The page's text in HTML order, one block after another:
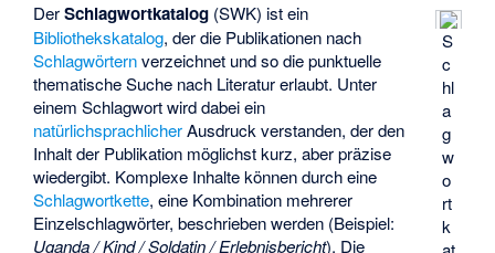
S
c
hl
a
g
w
o
rt
k
DerSchlagwortkatalog (SWK) ist ein
Bibliothekskatalog, der die Publikationen nach
Schlagwörternverzeichnet und so die punktuelle
thematische Suche nach Literatur erlaubt. Unter
einem Schlagwort wird dabei ein
natürlichsprachlicherAusdruck verstanden, der den
Inhalt der Publikation möglichst kurz, aber präzise
wiedergibt. Komplexe Inhalte können durch eine
Schlagwortkette, eine Kombination mehrerer
Einzelschlagwörter, beschrieben werden (Beispiel:
Uganda / Kind / Soldatin / Erlebnisbericht). Die